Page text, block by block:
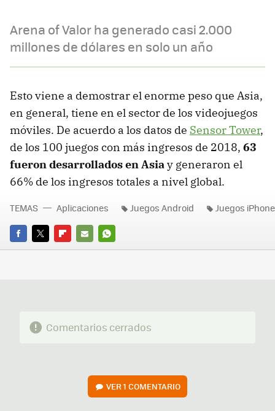
Arena of Valor ha generado casi 2.000
millones de dólares en solo un año
Esto viene a demostrar el enorme peso que Asia,
en general, tiene en el sector de los videojuegos
móviles. De acuerdo a los datos de Sensor Tower,
de los 100 juegos con más ingresos de 2018, 63
fueron desarrollados en Asiay generaron el
66% de los ingresos totales a nivel global.
FACEBOOK
TWITTERFLIPBOARD
E-
WHATSAPP
TEMAS Aplicaciones Juegos Android Juegos iPhone
Comentarios cerrados
VER1 COMENTARIO